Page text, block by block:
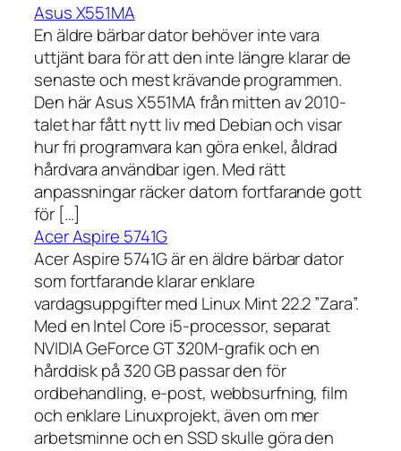
Asus X551MA
En äldre bärbar dator behöver inte vara
uttjänt bara för att den inte längre klarar de
senaste och mest krävande programmen.
Den här Asus X551MA från mitten av 2010-
talet har fått nytt liv med Debian och visar
hur fri programvara kan göra enkel, åldrad
hårdvara användbar igen. Med rätt
anpassningar räcker datorn fortfarande gott
för […]
Acer Aspire 5741G
Acer Aspire 5741G är en äldre bärbar dator
som fortfarande klarar enklare
vardagsuppgifter med Linux Mint 22.2 ”Zara”.
Med en Intel Core i5-processor, separat
NVIDIA GeForce GT 320M-grafik och en
hårddisk på 320 GB passar den för
ordbehandling, e-post, webbsurfning, film
och enklare Linuxprojekt, även om mer
arbetsminne och en SSD skulle göra den